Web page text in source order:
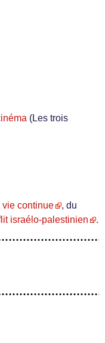
(Les trois
vie continue
, du
israélo-palestinien .